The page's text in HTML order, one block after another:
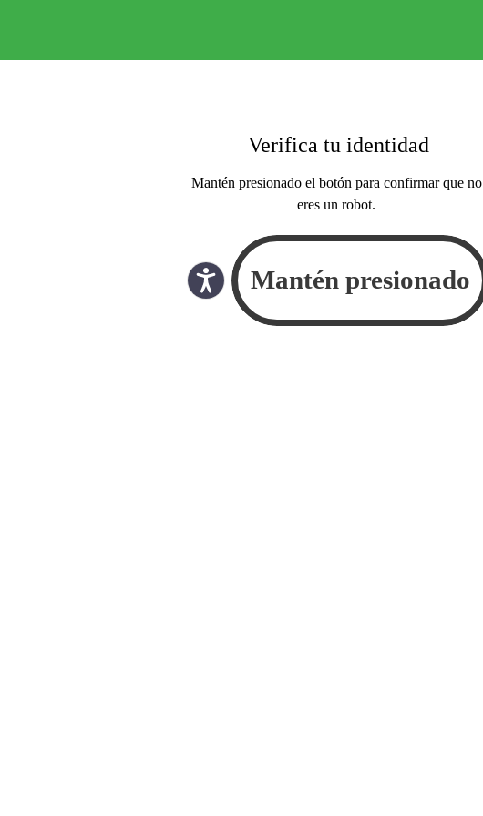
Verifica tu identidad
Mantén presionado el botón para confirmar que no
eres un robot.